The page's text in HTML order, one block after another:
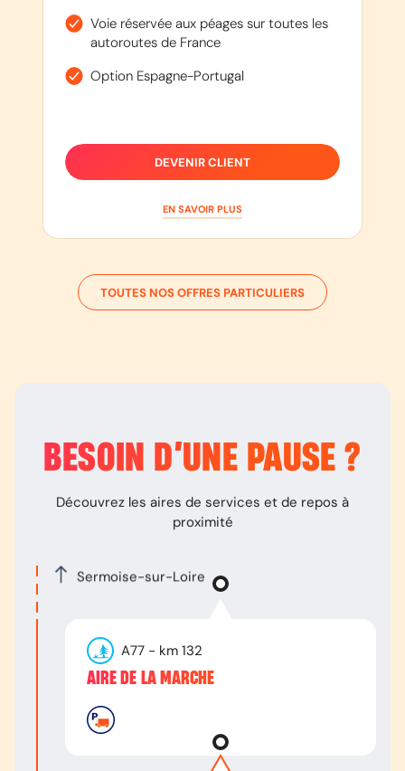
Voie réservée aux péages sur toutes les
autoroutes de France
Option Espagne-Portugal
DEVENIR CLIENT
EN SAVOIR PLUS
TOUTES NOS OFFRES PARTICULIERS
BESOIN D’UNE PAUSE ?
Découvrez les aires de services et de repos à
proximité
Sermoise-sur-Loire
A77 - km 132
AIRE DE LA MARCHE